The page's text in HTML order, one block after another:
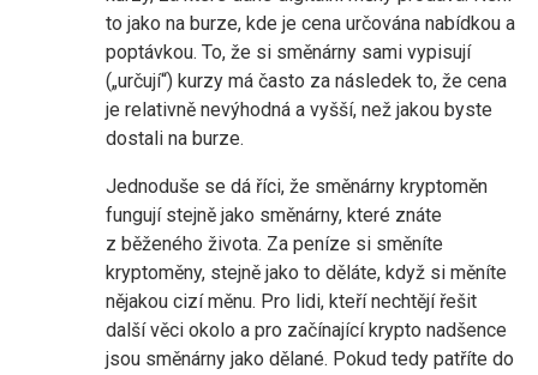
to jako na burze, kde je cena určována nabídkou a
poptávkou. To, že si směnárny sami vypisují
(„určují“) kurzy má často za následek to, že cena
je relativně nevýhodná a vyšší, než jakou byste
dostali na burze.
Jednoduše se dá říci, že směnárny kryptoměn
fungují stejně jako směnárny, které znáte
z běženého života. Za peníze si směníte
kryptoměny, stejně jako to děláte, když si měníte
nějakou cizí měnu. Pro lidi, kteří nechtějí řešit
další věci okolo a pro začínající krypto nadšence
jsou směnárny jako dělané. Pokud tedy patříte do